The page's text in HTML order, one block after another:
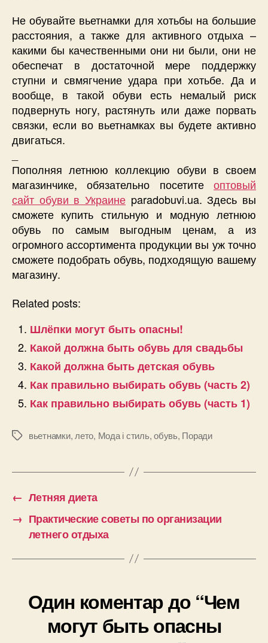
Не обувайте вьетнамки для хотьбы на большие
расстояния, а также для активного отдыха –
какими бы качественными они ни были, они не
обеспечат в достаточной мере поддержку
ступни и свмягчение удара при хотьбе. Да и
вообще, в такой обуви есть немалый риск
подвернуть ногу, растянуть или даже порвать
связки, если во вьетнамках вы будете активно
двигаться.
Пополняя летнюю коллекцию обуви в своем
магазинчике, обязательно посетите оптовый
сайт обуви в Украине paradobuvi.ua. Здесь вы
сможете купить стильную и модную летнюю
обувь по самым выгодным ценам, а из
огромного ассортимента продукции вы уж точно
сможете подобрать обувь, подходящую вашему
магазину.
Related posts:
Шлёпки могут быть опасны!
Какой должна быть обувь для свадьбы
Какой должна быть детская обувь
Как правильно выбирать обувь (часть 2)
Как правильно выбирать обувь (часть 1)
Позначкивьетнамки, лето, Мода і стиль,обувь, Поради
← Летняя диета
→ Практические советы по организации
летнего отдыха
Один коментар до “Чем
могут быть опасны